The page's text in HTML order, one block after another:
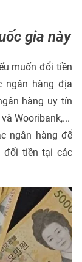
gia này
muốn đổi tiền
ngân hàng địa
hàng uy tín
Wooribank,...
ngân hàng để
đổi tiền tại các